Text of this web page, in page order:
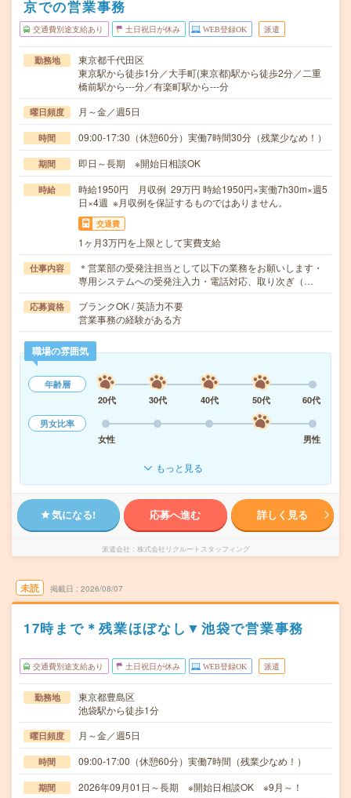
京での営業事務
交通費別途支給あり 土日祝日が休み WEB登録OK 派遣
勤務地
東京都千代田区
東京駅から徒歩1分／大手町(東京都)駅から徒歩2分／二重
橋前駅から---分／有楽町駅から---分
曜日頻度 月～金／週5日
時間 09:00-17:30（休憩60分）実働7時間30分（残業少なめ！）
期間 即日～長期 ※開始日相談OK
時給
時給1950円 月収例 29万円 時給1950円×実働7h30m×週5
日×4週 ※月収例を保証するものではありません。
交通費
1ヶ月3万円を上限として実費支給
仕事内容
＊営業部の受発注担当として以下の業務をお願いします・
専用システムへの受発注入力・電話対応、取り次ぎ（…
応募資格
ブランクOK / 英語力不要
営業事務の経験がある方
職場の雰囲気
年齢層
20代
30代 40代 50代
60代
男女比率
女性
男性
もっと見る
気になる! 応募へ進む 詳しく見る
派遣会社 株式会社リクルートスタッフィング
未読 掲載日 2026/08/07
17時まで＊残業ほぼなし▼池袋で営業事務
交通費別途支給あり 土日祝日が休み WEB登録OK 派遣
勤務地
東京都豊島区
池袋駅から徒歩1分
曜日頻度 月～金／週5日
時間 09:00-17:00（休憩60分）実働7時間（残業少なめ！）
期間 2026年09月01日～長期 ※開始日相談OK ※9月～！